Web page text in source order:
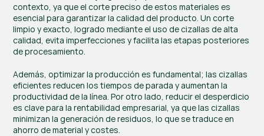
contexto, ya que el corte preciso de estos materiales es
esencial para garantizar la calidad del producto. Un corte
limpio y exacto, logrado mediante el uso de cizallas de alta
calidad, evita imperfecciones y facilita las etapas posteriores
de procesamiento.
Además, optimizar la producción es fundamental; las cizallas
eficientes reducen los tiempos de parada y aumentan la
productividad de la línea. Por otro lado, reducir el desperdicio
es clave para la rentabilidad empresarial, ya que las cizallas
minimizan la generación de residuos, lo que se traduce en
ahorro de material y costes.